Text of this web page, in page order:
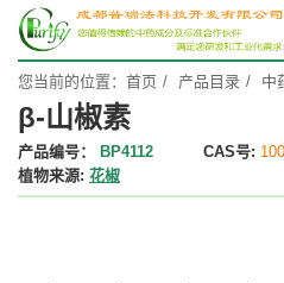
您当前的位置： 首页 产品目录 中
β-山椒素
产品编号： BP4112 CAS号:
植物来源: 花椒